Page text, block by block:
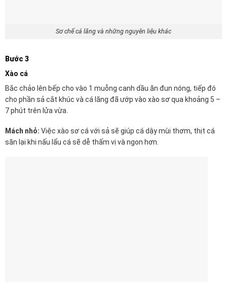
Sơ chế cá lăng và những nguyên liệu khác
Bước 3
Xào cá
Bắc chảo lên bếp cho vào 1 muỗng canh dầu ăn đun nóng, tiếp đó
cho phần sả cắt khúc và cá lăng đã ướp vào xào sơ qua khoảng 5 –
7 phút trên lửa vừa.
Mách nhỏ: Việc xào sơ cá với sả sẽ giúp cá dậy mùi thơm, thịt cá
săn lại khi nấu lẩu cá sẽ dễ thấm vị và ngon hơn.